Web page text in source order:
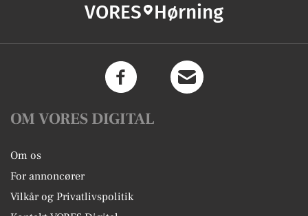
VORES Hørning
OM VORES DIGITAL
Om os
For annoncører
Vilkår og Privatlivspolitik